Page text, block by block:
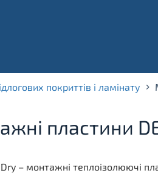
покриттів і ламінату
пластини
– монтажні теплоізолюючі